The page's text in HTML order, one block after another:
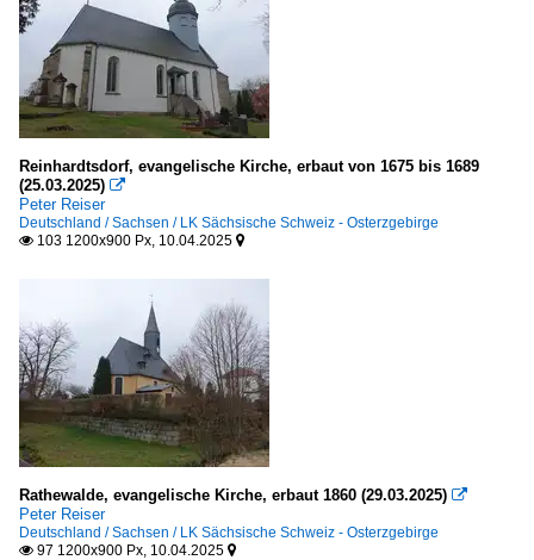
Reinhardtsdorf, evangelische Kirche, erbaut von 1675 bis 1689
(25.03.2025) 
Peter Reiser
Deutschland / Sachsen / LK Sächsische Schweiz - Osterzgebirge
 103 1200x900 Px, 10.04.2025 
Rathewalde, evangelische Kirche, erbaut 1860 (29.03.2025) 
Peter Reiser
Deutschland / Sachsen / LK Sächsische Schweiz - Osterzgebirge
 97 1200x900 Px, 10.04.2025 